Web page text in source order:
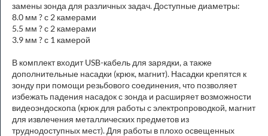
замены зонда для различных задач. Доступные диаметры:
8.0 мм ? с 2 камерами
5.5 мм ? с 2 камерами
3.9 мм ? с 1 камерой
В комплект входит USB-кабель для зарядки, а также
дополнительные насадки (крюк, магнит). Насадки крепятся к
зонду при помощи резьбового соединения, что позволяет
избежать падения насадок с зонда и расширяет возможности
видеоэндоскопа (крюк для работы с электропроводкой, магнит
для извлечения металлических предметов из
труднодоступных мест). Для работы в плохо освещенных